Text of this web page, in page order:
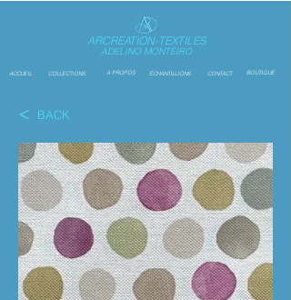
ARCREATION-TEXTILES
ADELINO MONTEIRO
ACCUEIL COLLECTIONS A PROPOS ÉCHANTILLIONS CONTACT BOUTIQUE
< BACK